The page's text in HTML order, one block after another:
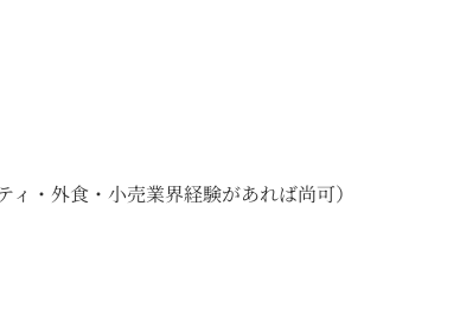
・外食・小売業界経験があれば尚可）